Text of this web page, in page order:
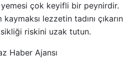
yemesi çok keyifli bir peynirdir.
lezzetin tadını çıkarın
riskini uzak tutun.
Haber Ajansı